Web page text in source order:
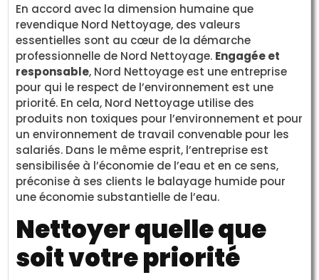
En accord avec la dimension humaine que
revendique Nord Nettoyage, des valeurs
essentielles sont au cœur de la démarche
professionnelle de Nord Nettoyage. Engagée et
responsable, Nord Nettoyage est une entreprise
pour qui le respect de l’environnement est une
priorité. En cela, Nord Nettoyage utilise des
produits non toxiques pour l’environnement et pour
un environnement de travail convenable pour les
salariés. Dans le même esprit, l’entreprise est
sensibilisée à l’économie de l’eau et en ce sens,
préconise à ses clients le balayage humide pour
une économie substantielle de l’eau.
Nettoyer quelle que
soit votre priorité